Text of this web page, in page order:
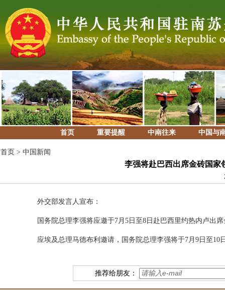
首页 重要提醒 中南往来 中国与
首页 > 中国新闻
李强将赴巴西出席金砖国家
外交部发言人宣布：
国务院总理李强将应邀于7月5日至8日赴巴西里约热内卢出
应埃及总理马德布利邀请，国务院总理李强将于7月9日至10
推荐给朋友：